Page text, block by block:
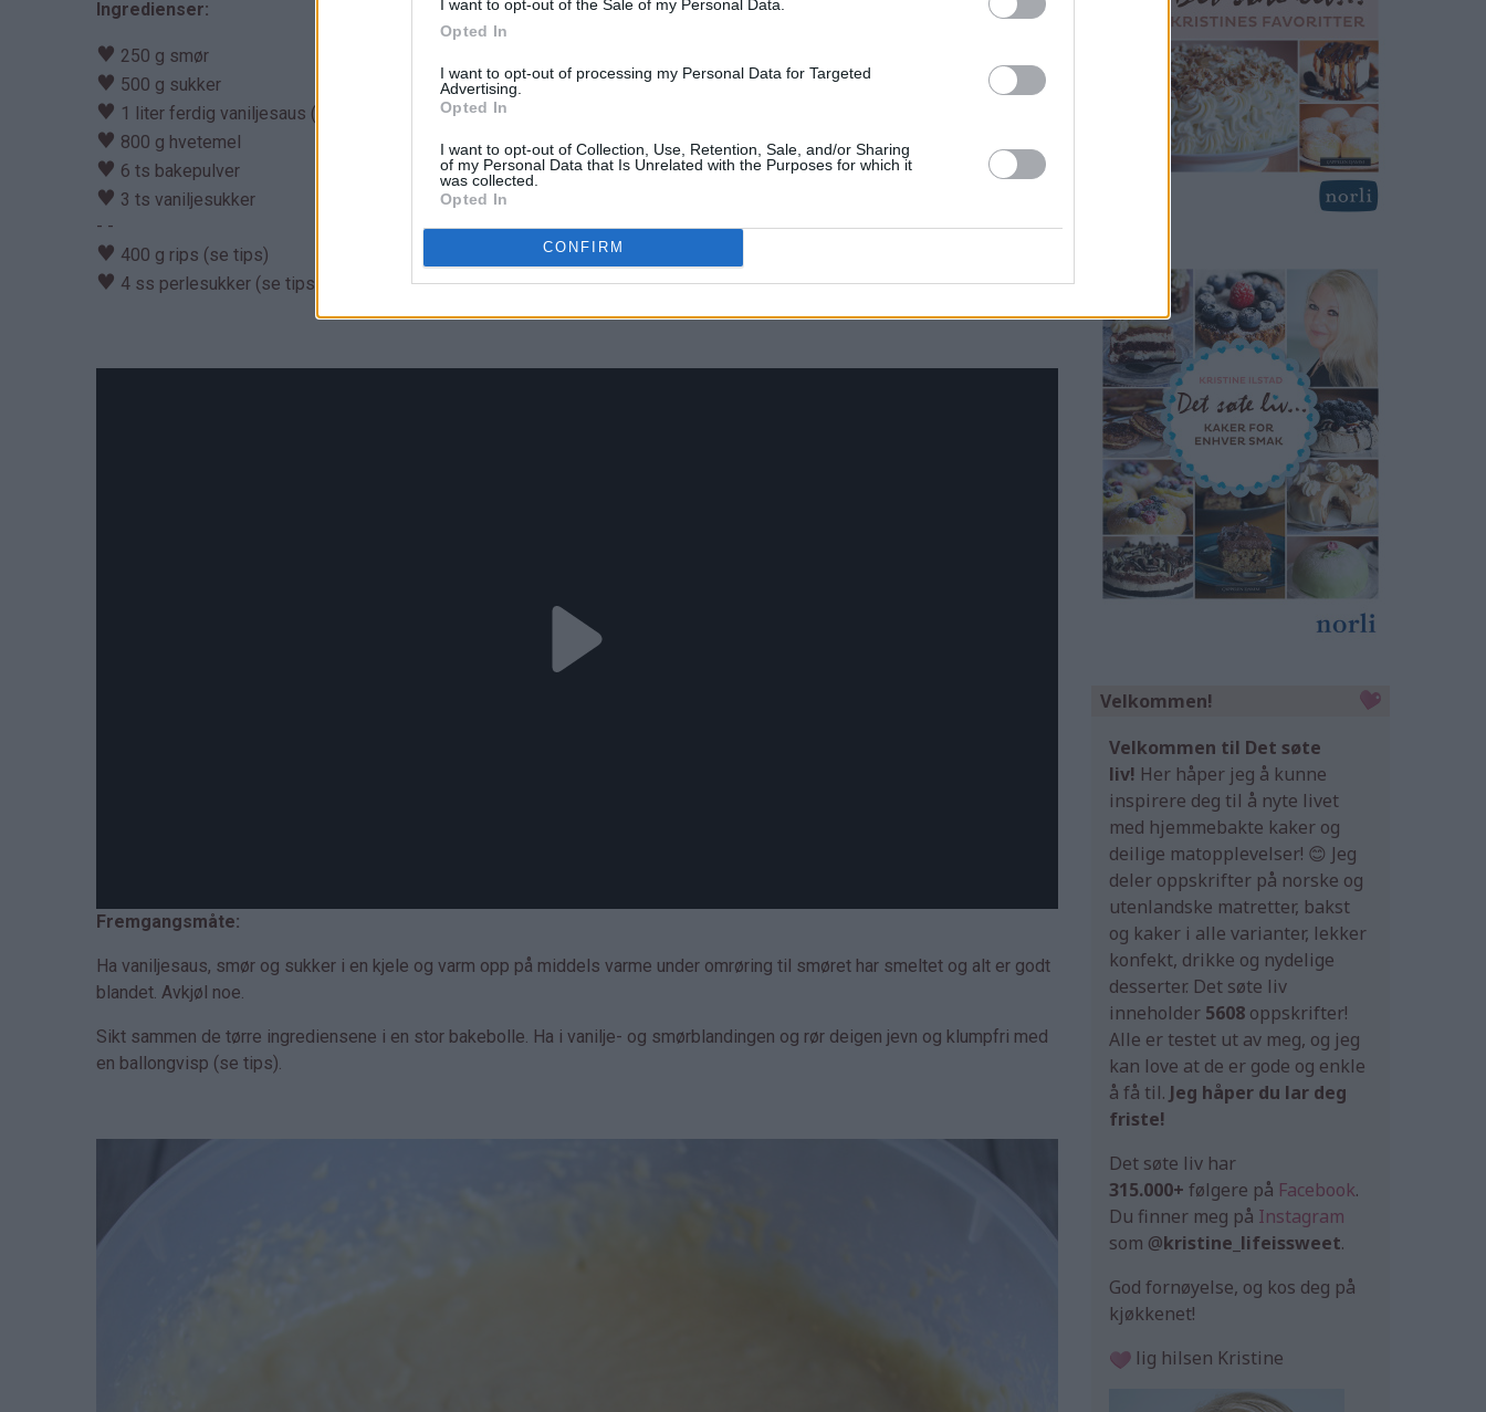
I want to opt-out of the Sale of my Personal Data.
Opted In
I want to opt-out of processing my Personal Data for Targeted
Advertising.
Opted In
I want to opt-out of Collection, Use, Retention, Sale, and/or Sharing
of my Personal Data that Is Unrelated with the Purposes for which it
was collected.
Opted In
CONFIRM
Ingredienser:
♥ 250 g smør
♥ 500 g sukker
♥ 1 liter ferdig vaniljesaus (se tips)
♥ 800 g hvetemel
♥ 6 ts bakepulver
♥ 3 ts vaniljesukker
- -
♥ 400 g rips (se tips)
♥ 4 ss perlesukker (se tips)
Fremgangsmåte:
Ha vaniljesaus, smør og sukker i en kjele og varm opp på middels varme under omrøring til smøret har smeltet og alt er godt
blandet. Avkjøl noe.
Sikt sammen de tørre ingrediensene i en stor bakebolle. Ha i vanilje- og smørblandingen og rør deigen jevn og klumpfri med
en ballongvisp (se tips).
Velkommen!
Velkommen til Det søte
liv! Her håper jeg å kunne
inspirere deg til å nyte livet
med hjemmebakte kaker og
deilige matopplevelser! 😊 Jeg
deler oppskrifter på norske og
utenlandske matretter, bakst
og kaker i alle varianter, lekker
konfekt, drikke og nydelige
desserter. Det søte liv
inneholder 5608 oppskrifter!
Alle er testet ut av meg, og jeg
kan love at de er gode og enkle
å få til. Jeg håper du lar deg
friste!
Det søte liv har
315.000+ følgere på Facebook.
Du finner meg på Instagram
som @kristine_lifeissweet.
God fornøyelse, og kos deg på
kjøkkenet!
lig hilsen Kristine